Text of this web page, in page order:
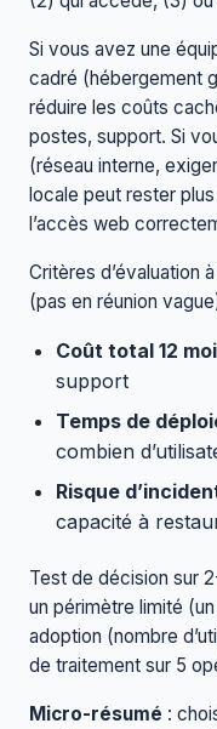
Si vous avez une
cadré (hébergement
réduire les coûts
postes, support. Si
(réseau interne,
locale peut rester
l’accès web
Critères d’évaluation
(pas en réunion
Coût total 12
support
Temps de
combien
Risque
capacité à
Test de décision sur
un périmètre limité
adoption (nombre
de traitement sur 5
Micro-résumé :